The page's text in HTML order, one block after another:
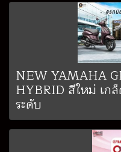
NEW YAMAHA
HYBRID สีใหม่ เก
ระดับ